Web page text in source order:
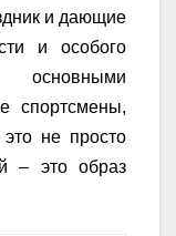
и дающие
и особого
основными
спортсмены,
не просто
– это образ